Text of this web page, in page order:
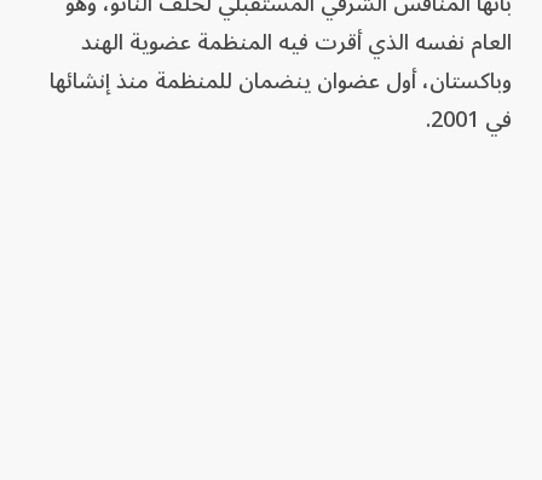
العام نفسه الذي أقرت فيه المنظمة عضوية الهند
وباكستان، أول عضوان ينضمان للمنظمة منذ إنشائها
في 2001.